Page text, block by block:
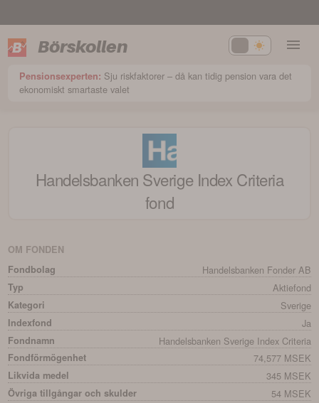
Börskollen
Pensionsexperten: Sju riskfaktorer – då kan tidig pension vara det
ekonomiskt smartaste valet
Handelsbanken Sverige Index Criteria
fond
OM FONDEN
Fondbolag
Handelsbanken Fonder AB
Typ Aktiefond
Kategori Sverige
Indexfond Ja
Fondnamn Handelsbanken Sverige Index Criteria
Fondförmögenhet 74,577 MSEK
Likvida medel 345 MSEK
Övriga tillgångar och skulder 54 MSEK